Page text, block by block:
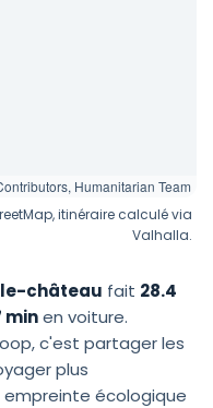
Humanitarian Team
itinéraire calculé via
Valhalla.
château fait 28.4
minen voiture.
c'est partager les
plus
écologique